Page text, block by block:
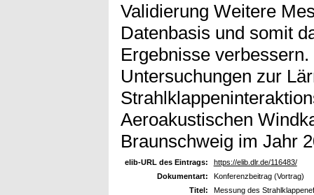
Validierung Weitere
Datenbasis und somit
Ergebnisse
Untersuchungen zur
Aeroakustischen
Braunschweig im Jahr
elib-URL des Eintrags:
https://elib.dlr.de/116483/
Dokumentart:
Konferenzbeitrag (Vortrag)
Titel:
Messung des